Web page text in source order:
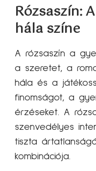
Rózsaszín:
hála színe
A rózsaszín a
a szeretet, a
hála és a
finomságot, a
érzéseket. A
szenvedélyes
tiszta
kombinációja.